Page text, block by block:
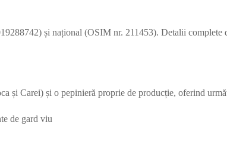
și național (OSIM nr. 211453). Detalii complete
și Carei) și o pepinieră proprie de producție, oferind
de gard viu